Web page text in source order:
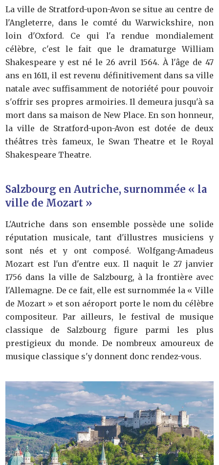
La ville de Stratford-upon-Avon se situe au centre de
l'Angleterre, dans le comté du Warwickshire, non
loin d'Oxford. Ce qui l'a rendue mondialement
célèbre, c'est le fait que le dramaturge William
Shakespeare y est né le 26 avril 1564. À l'âge de 47
ans en 1611, il est revenu définitivement dans sa ville
natale avec suffisamment de notoriété pour pouvoir
s'offrir ses propres armoiries. Il demeura jusqu'à sa
mort dans sa maison de New Place. En son honneur,
la ville de Stratford-upon-Avon est dotée de deux
théâtres très fameux, le Swan Theatre et le Royal
Shakespeare Theatre.
Salzbourg en Autriche, surnommée « la
ville de Mozart »
L'Autriche dans son ensemble possède une solide
réputation musicale, tant d'illustres musiciens y
sont nés et y ont composé. Wolfgang-Amadeus
Mozart est l'un d'entre eux. Il naquit le 27 janvier
1756 dans la ville de Salzbourg, à la frontière avec
l'Allemagne. De ce fait, elle est surnommée la « Ville
de Mozart » et son aéroport porte le nom du célèbre
compositeur. Par ailleurs, le festival de musique
classique de Salzbourg figure parmi les plus
prestigieux du monde. De nombreux amoureux de
musique classique s'y donnent donc rendez-vous.